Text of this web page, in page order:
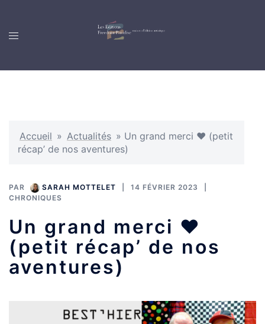
Accueil » Actualités » Un grand merci ❤️ (petit
récap’ de nos aventures)
PAR SARAH MOTTELET
14 FÉVRIER 2023
CHRONIQUES
Un grand merci ❤️
(petit récap’ de nos
aventures)